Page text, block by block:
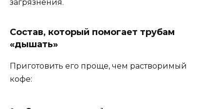
загрязнения.
Состав, который помогает трубам
«дышать»
Приготовить его проще, чем растворимый
кофе: